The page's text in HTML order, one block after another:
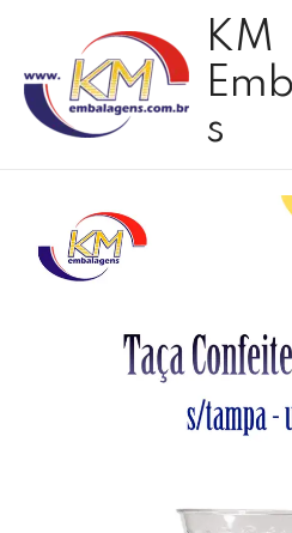
conteúdo
KM
s
Confeiteiro
s/tampa
1.250